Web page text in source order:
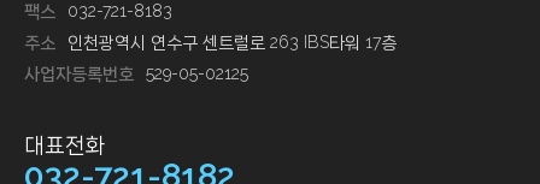
팩스
032-721-8183
주소
인천광역시 연수구 센트럴로 263 IBS타워 17층
사업자등록번호
529-05-02125
대표전화